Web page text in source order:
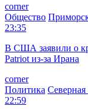
corner
Общество
23:35
В США заявили о
Patriot из-за Ирана
corner
Политика
22:59